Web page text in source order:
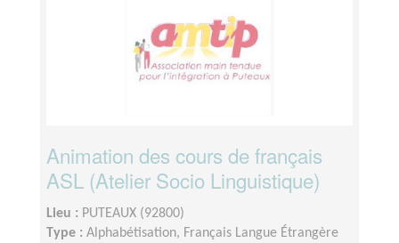
Animation des cours de français
ASL (Atelier Socio Linguistique)
Lieu : PUTEAUX (92800)
Type : Alphabétisation, Français Langue Étrangère